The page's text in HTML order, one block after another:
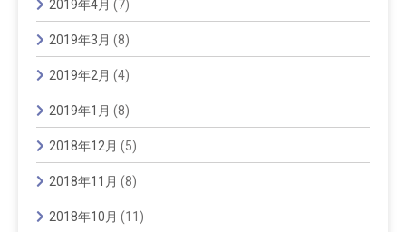
2019年4月 (7)
2019年3月 (8)
2019年2月 (4)
2019年1月 (8)
2018年12月 (5)
2018年11月 (8)
2018年10月 (11)